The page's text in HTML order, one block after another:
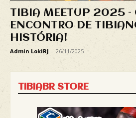
TIBIA MEETUP 2025 –
ENCONTRO DE
HISTÓRIA!
Admin LokiRJ - 26/11/2025
TIBIABR STORE